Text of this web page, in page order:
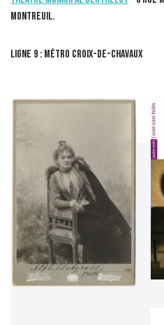
Montreuil.
Ligne 9 : métro Croix-de-Chavaux